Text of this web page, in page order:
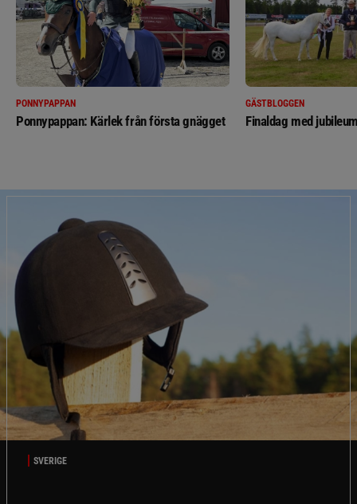
PONNYPAPPAN
Ponnypappan: Kärlek från första gnägget
GÄSTBLOGGEN
Finaldag med
SVERIGE